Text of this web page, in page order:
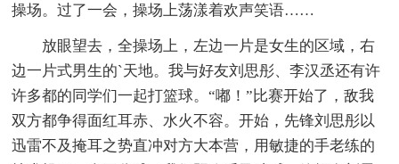
操场。过了一会，操场上荡漾着欢声笑语……
放眼望去，全操场上，左边一片是女生的区域，右
边一片式男生的`天地。我与好友刘思彤、李汉丞还有许
许多都的同学们一起打篮球。“嘟！”比赛开始了，敌我
双方都争得面红耳赤、水火不容。开始，先锋刘思彤以
迅雷不及掩耳之势直冲对方大本营，用敏捷的手老练的